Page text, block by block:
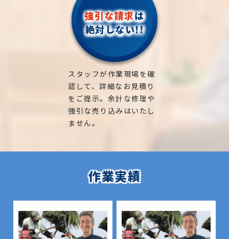
強引な請求は
絶対しない!!
スタッフが作業現場を確
認して、詳細なお見積り
をご提示。余計な修理や
強引な売り込みはいたし
ません。
作業実績